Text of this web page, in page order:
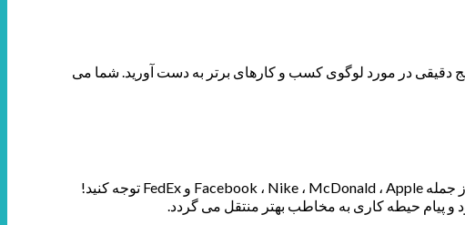
دقیقی در مورد لوگوی کسب و کارهای برتر به دست آورید. شما می
سادگی را در طراحی لوگوی وب سایت خود لحاظ کنید. لوگو ساده مخاطبان بیشتری جذب خواهد کرد. به لوگوی بزرگترین کمپانی ها از جمله Facebook ، Nike ، McDonald ، Apple و FedEx توجه کنید!
پیام حیطه کاری به مخاطب بهتر منتقل می گردد.